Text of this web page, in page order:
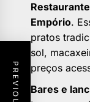
Empório.
pratos
sol,
preços
Bares e